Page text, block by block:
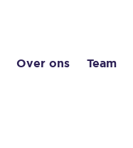
Over ons Team